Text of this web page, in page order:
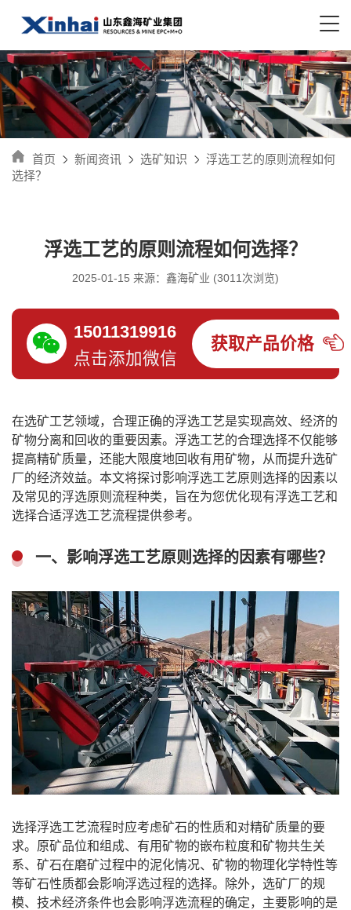
首页 新闻资讯 选矿知识
浮选工艺的原则流程如何
选择？
浮选工艺的原则流程如何选择？
2025-01-15 来源：鑫海矿业 (3011次浏览)
15011319916
点击添加微信
获取产品价格
在选矿工艺领域，合理正确的浮选工艺是实现高效、经济的
矿物分离和回收的重要因素。浮选工艺的合理选择不仅能够
提高精矿质量，还能大限度地回收有用矿物，从而提升选矿
厂的经济效益。本文将探讨影响浮选工艺原则选择的因素以
及常见的浮选原则流程种类，旨在为您优化现有浮选工艺和
选择合适浮选工艺流程提供参考。
一、影响浮选工艺原则选择的因素有哪些？
选择浮选工艺流程时应考虑矿石的性质和对精矿质量的要
求。原矿品位和组成、有用矿物的嵌布粒度和矿物共生关
系、矿石在磨矿过程中的泥化情况、矿物的物理化学特性等
等矿石性质都会影响浮选过程的选择。除外，选矿厂的规
模、技术经济条件也会影响浮选流程的确定，主要影响的是